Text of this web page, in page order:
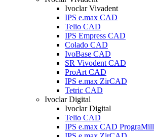
Ivoclar Vivadent
IPS e.max CAD
Telio CAD
IPS Empress CAD
Colado CAD
IvoBase CAD
SR Vivodent CAD
ProArt CAD
IPS e.max ZirCAD
Tetric CAD
Ivoclar Digital
Ivoclar Digital
Telio CAD
IPS e.max CAD PrograMill